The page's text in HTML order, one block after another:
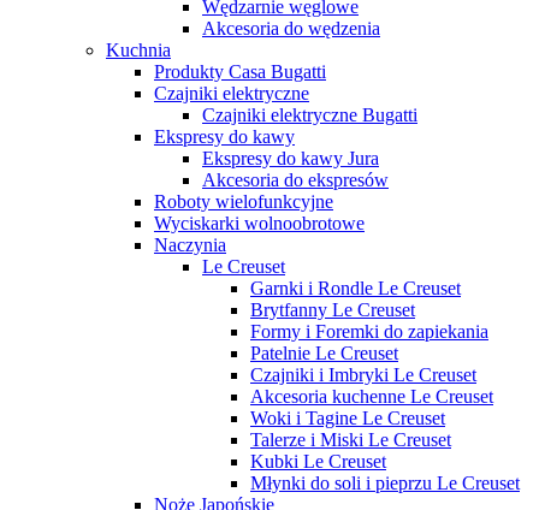
Wędzarnie węglowe
Akcesoria do wędzenia
Kuchnia
Produkty Casa Bugatti
Czajniki elektryczne
Czajniki elektryczne Bugatti
Ekspresy do kawy
Ekspresy do kawy Jura
Akcesoria do ekspresów
Roboty wielofunkcyjne
Wyciskarki wolnoobrotowe
Naczynia
Le Creuset
Garnki i Rondle Le Creuset
Brytfanny Le Creuset
Formy i Foremki do zapiekania
Patelnie Le Creuset
Czajniki i Imbryki Le Creuset
Akcesoria kuchenne Le Creuset
Woki i Tagine Le Creuset
Talerze i Miski Le Creuset
Kubki Le Creuset
Młynki do soli i pieprzu Le Creuset
Noże Japońskie